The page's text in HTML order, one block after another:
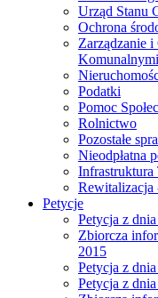
Urząd Stanu
Ochrona
Zarządzanie
Komunalnymi
Podatki
Pomoc
Rolnictwo
Pozostałe
Nieodpłatna
Infrastruktura
Rewitalizacja
Petycje
Petycja z
Zbiorcza
2015
Petycja z
Petycja z